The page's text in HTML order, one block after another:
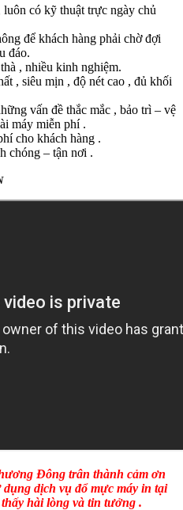
có kỹ thuật trực ngày chủ
để khách hàng phải chờ đợi
đáo.
, nhiều kinh nghiệm.
, siêu mịn , độ nét cao , đủ khối
vấn đề thắc mắc , bảo trì – vệ
máy miễn phí .
cho khách hàng .
chóng – tận nơi .
Đông trân thành cảm ơn
dịch vụ đổ mực máy in tại
hài lòng và tin tưởng .